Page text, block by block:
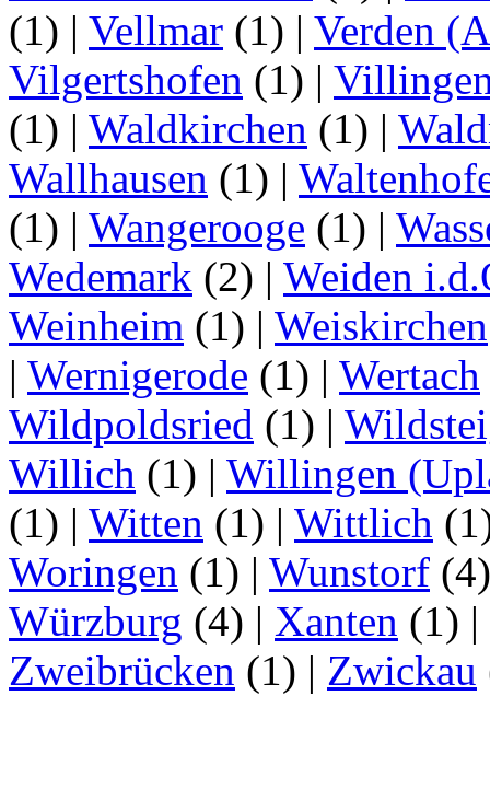
(1) | Vellmar (1) | Verden
Vilgertshofen (1) |
(1) | Waldkirchen (1) |
Wallhausen (1) |
(1) | Wangerooge (1) |
Wedemark (2) | Weiden
Weinheim (1) | Weiskirchen
| Wernigerode (1) | Wertach
Wildpoldsried (1) |
Willich (1) | Willingen
(1) | Witten (1) | Wittlich
Woringen (1) | Wunstorf
Würzburg (4) | Xanten (1) |
Zweibrücken (1) | Zwickau